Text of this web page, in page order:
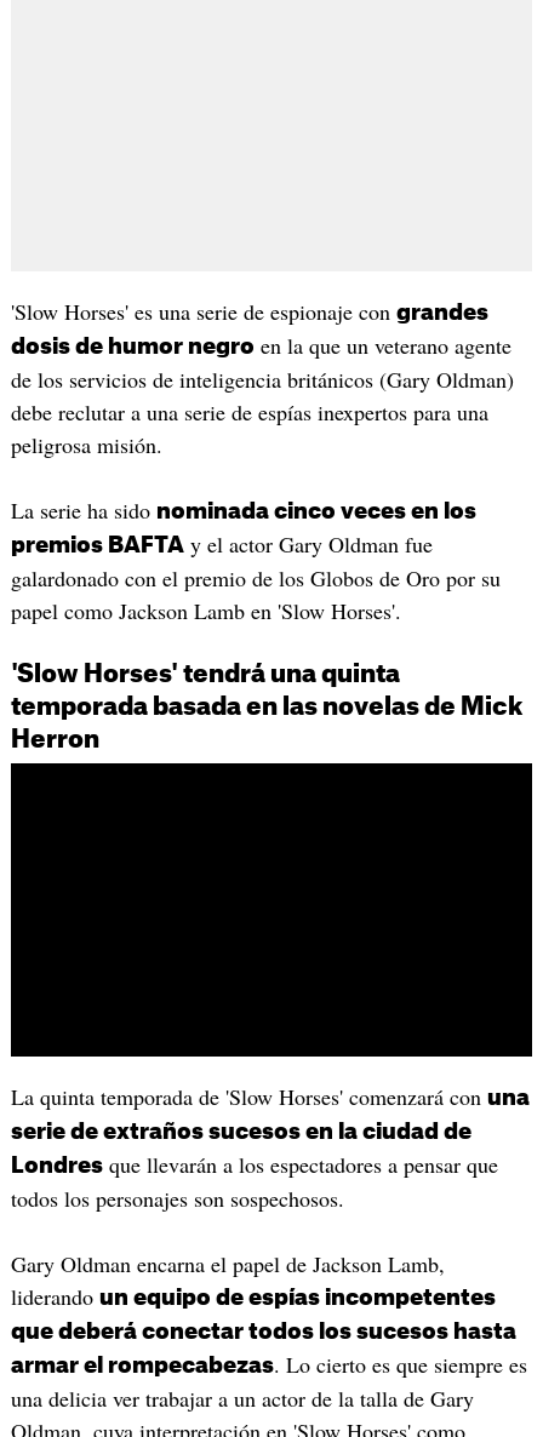
'Slow Horses' es una serie de espionaje con grandes
dosis de humor negro en la que un veterano agente
de los servicios de inteligencia británicos (Gary Oldman)
debe reclutar a una serie de espías inexpertos para una
peligrosa misión.
La serie ha sido nominada cinco veces en los
premios BAFTAy el actor Gary Oldman fue
galardonado con el premio de los Globos de Oro por su
papel como Jackson Lamb en 'Slow Horses'.
'Slow Horses' tendrá una quinta
temporada basada en las novelas de Mick
Herron
La quinta temporada de 'Slow Horses' comenzará con una
serie de extraños sucesos en la ciudad de
Londresque llevarán a los espectadores a pensar que
todos los personajes son sospechosos.
Gary Oldman encarna el papel de Jackson Lamb,
liderando un equipo de espías incompetentes
que deberá conectar todos los sucesos hasta
armar el rompecabezas. Lo cierto es que siempre es
una delicia ver trabajar a un actor de la talla de Gary
Oldman, cuya interpretación en 'Slow Horses' como